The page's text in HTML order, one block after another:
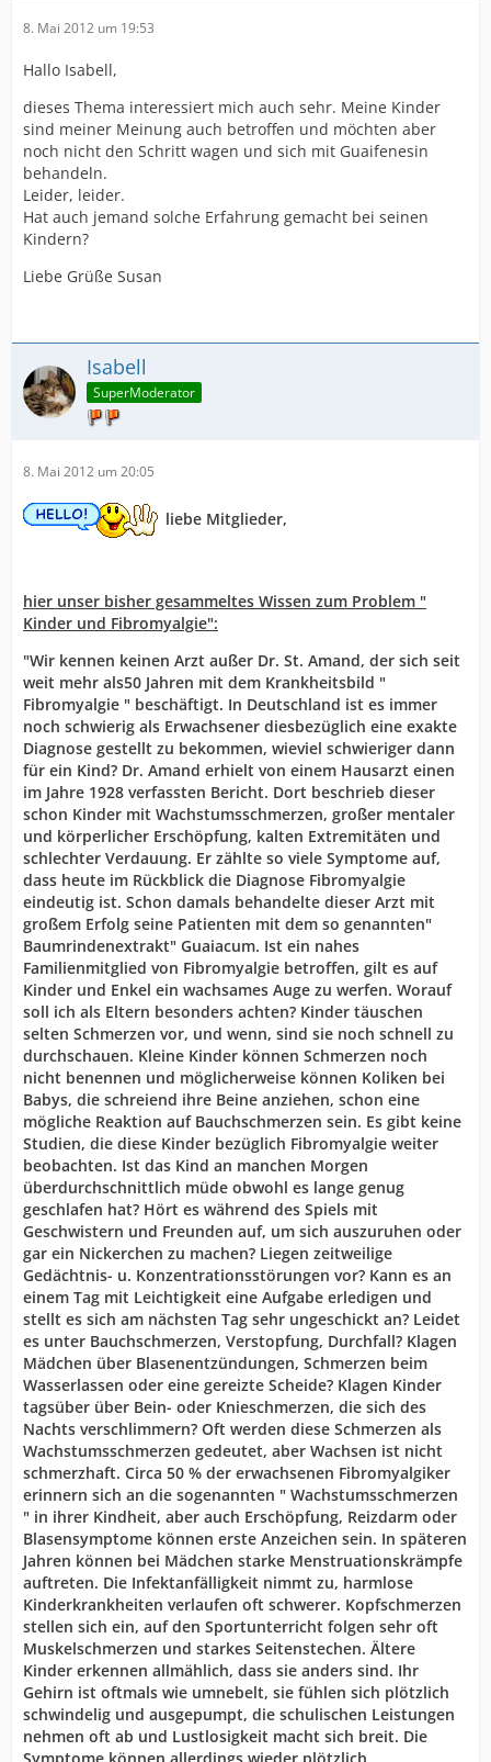
8. Mai 2012 um 19:53
Hallo Isabell,
dieses Thema interessiert mich auch sehr. Meine Kinder
sind meiner Meinung auch betroffen und möchten aber
noch nicht den Schritt wagen und sich mit Guaifenesin
behandeln.
Leider, leider.
Hat auch jemand solche Erfahrung gemacht bei seinen
Kindern?
Liebe Grüße Susan
Isabell
SuperModerator
8. Mai 2012 um 20:05
liebe Mitglieder,
hier unser bisher gesammeltes Wissen zum Problem "
Kinder und Fibromyalgie":
"Wir kennen keinen Arzt außer Dr. St. Amand, der sich seit
weit mehr als50 Jahren mit dem Krankheitsbild "
Fibromyalgie " beschäftigt. In Deutschland ist es immer
noch schwierig als Erwachsener diesbezüglich eine exakte
Diagnose gestellt zu bekommen, wieviel schwieriger dann
für ein Kind? Dr. Amand erhielt von einem Hausarzt einen
im Jahre 1928 verfassten Bericht. Dort beschrieb dieser
schon Kinder mit Wachstumsschmerzen, großer mentaler
und körperlicher Erschöpfung, kalten Extremitäten und
schlechter Verdauung. Er zählte so viele Symptome auf,
dass heute im Rückblick die Diagnose Fibromyalgie
eindeutig ist. Schon damals behandelte dieser Arzt mit
großem Erfolg seine Patienten mit dem so genannten"
Baumrindenextrakt" Guaiacum. Ist ein nahes
Familienmitglied von Fibromyalgie betroffen, gilt es auf
Kinder und Enkel ein wachsames Auge zu werfen. Worauf
soll ich als Eltern besonders achten? Kinder täuschen
selten Schmerzen vor, und wenn, sind sie noch schnell zu
durchschauen. Kleine Kinder können Schmerzen noch
nicht benennen und möglicherweise können Koliken bei
Babys, die schreiend ihre Beine anziehen, schon eine
mögliche Reaktion auf Bauchschmerzen sein. Es gibt keine
Studien, die diese Kinder bezüglich Fibromyalgie weiter
beobachten. Ist das Kind an manchen Morgen
überdurchschnittlich müde obwohl es lange genug
geschlafen hat? Hört es während des Spiels mit
Geschwistern und Freunden auf, um sich auszuruhen oder
gar ein Nickerchen zu machen? Liegen zeitweilige
Gedächtnis- u. Konzentrationsstörungen vor? Kann es an
einem Tag mit Leichtigkeit eine Aufgabe erledigen und
stellt es sich am nächsten Tag sehr ungeschickt an? Leidet
es unter Bauchschmerzen, Verstopfung, Durchfall? Klagen
Mädchen über Blasenentzündungen, Schmerzen beim
Wasserlassen oder eine gereizte Scheide? Klagen Kinder
tagsüber über Bein- oder Knieschmerzen, die sich des
Nachts verschlimmern? Oft werden diese Schmerzen als
Wachstumsschmerzen gedeutet, aber Wachsen ist nicht
schmerzhaft. Circa 50 % der erwachsenen Fibromyalgiker
erinnern sich an die sogenannten " Wachstumsschmerzen
" in ihrer Kindheit, aber auch Erschöpfung, Reizdarm oder
Blasensymptome können erste Anzeichen sein. In späteren
Jahren können bei Mädchen starke Menstruationskrämpfe
auftreten. Die Infektanfälligkeit nimmt zu, harmlose
Kinderkrankheiten verlaufen oft schwerer. Kopfschmerzen
stellen sich ein, auf den Sportunterricht folgen sehr oft
Muskelschmerzen und starkes Seitenstechen. Ältere
Kinder erkennen allmählich, dass sie anders sind. Ihr
Gehirn ist oftmals wie umnebelt, sie fühlen sich plötzlich
schwindelig und ausgepumpt, die schulischen Leistungen
nehmen oft ab und Lustlosigkeit macht sich breit. Die